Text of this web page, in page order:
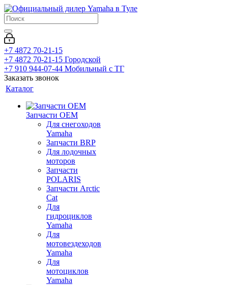
+7 4872 70-21-15
+7 4872 70-21-15 Городской
+7 910 944-07-44 Мобильный с ТГ
Заказать звонок
Каталог
Запчасти OEM
Для снегоходов
Yamaha
Запчасти BRP
Для лодочных
моторов
Запчасти
POLARIS
Запчасти Arctic
Cat
Для
гидроциклов
Yamaha
Для
мотовездеходов
Yamaha
Для
мотоциклов
Yamaha